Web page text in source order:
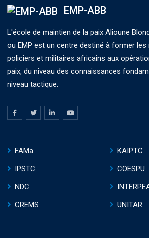
EMP-ABB
L'école de maintien de la paix Alioune
ou EMP est un centre destiné à former les
policiers et militaires africains aux
paix, du niveau des connaissances
niveau tactique.
FAMa
KAIPTC
IPSTC
COESPU
NDC
CREMS
UNITAR